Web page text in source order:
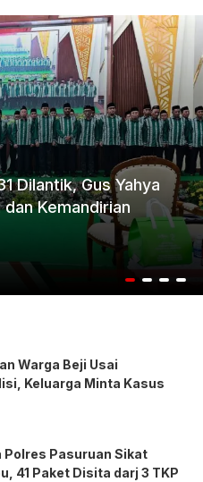
Rapimwil Jatim
Warga Beji Usai
Keluarga Minta Kasus
Pasuruan Sikat
41 Paket Disita darj 3 TKP